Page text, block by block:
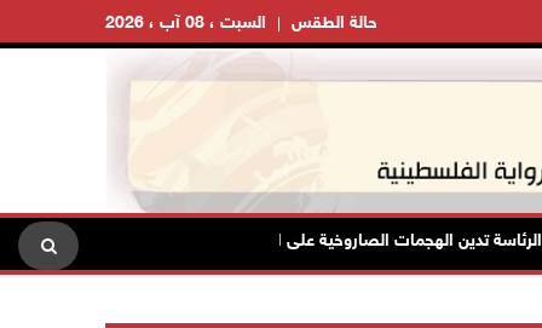
السبت ، 08 آب ، 2026 حالة الطقس
تدين الهجمات الصاروخية على المملكة العربية السعودية والجمهورية اليمنية